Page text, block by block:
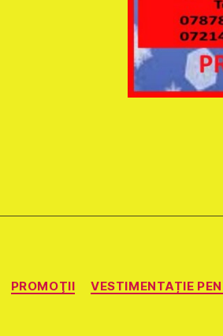
PROMOŢII VESTIMENTAȚIE